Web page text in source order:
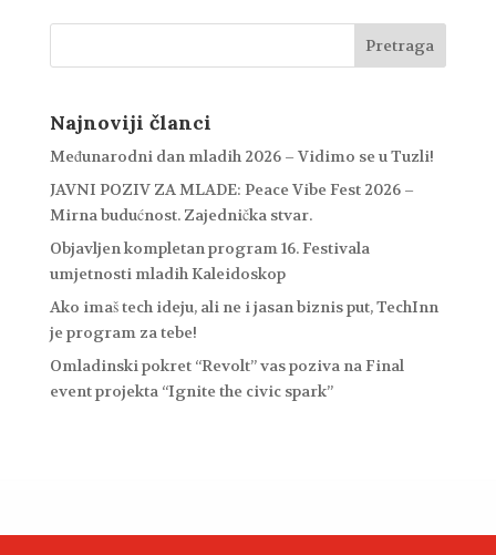
Najnoviji članci
Međunarodni dan mladih 2026 – Vidimo se u Tuzli!
JAVNI POZIV ZA MLADE: Peace Vibe Fest 2026 –
Mirna budućnost. Zajednička stvar.
Objavljen kompletan program 16. Festivala
umjetnosti mladih Kaleidoskop
Ako imaš tech ideju, ali ne i jasan biznis put, TechInn
je program za tebe!
Omladinski pokret “Revolt” vas poziva na Final
event projekta “Ignite the civic spark”